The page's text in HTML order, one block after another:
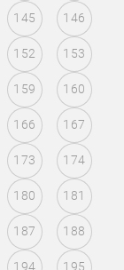
145 146
152 153
159 160
166 167
173 174
180 181
187 188
194 195